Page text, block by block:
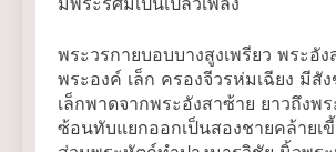
พระวรกายบอบบางสูงเพรียว พระอั
พระองค์ เล็ก ครองจีวรห่มเฉียง มีสั
เล็กพาดจากพระอังสาซ้าย ยาวถึงพ
ซ้อนทับแยกออกเป็นสองชายคล้ายเ